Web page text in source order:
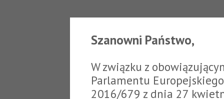
Szanowni Państwo,
W związku z
Parlamentu
2016/679 z dnia 27